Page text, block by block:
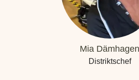
Mia Dämhagen
Distriktschef